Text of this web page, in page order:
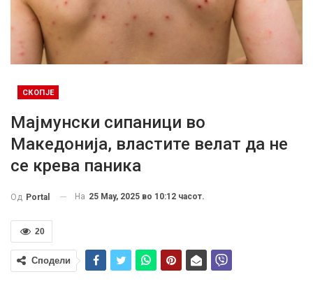
СКОПЈЕ
Мајмунски сипаници во
Македонија, властите велат да не
се крева паника
Од Portal На 25 May, 2025 во 10:12 часот.
20
Сподели